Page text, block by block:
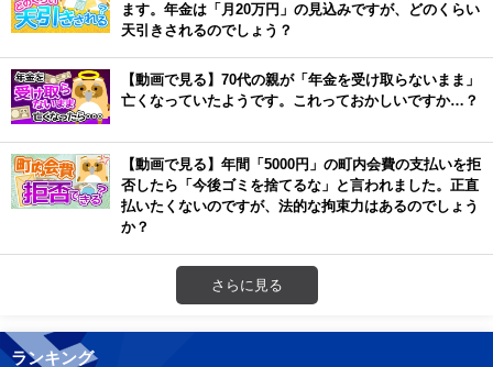
ます。年金は「月20万円」の見込みですが、どのくらい
天引きされるのでしょう？
【動画で見る】70代の親が「年金を受け取らないまま」
亡くなっていたようです。これっておかしいですか…？
【動画で見る】年間「5000円」の町内会費の支払いを拒
否したら「今後ゴミを捨てるな」と言われました。正直
払いたくないのですが、法的な拘束力はあるのでしょう
か？
さらに見る
ランキング